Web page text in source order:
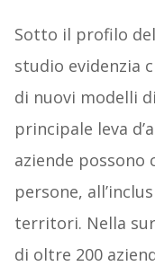
Sotto il profilo
studio evidenzia
di nuovi modelli
principale leva
aziende possono
persone,
territori. Nella
di oltre 200